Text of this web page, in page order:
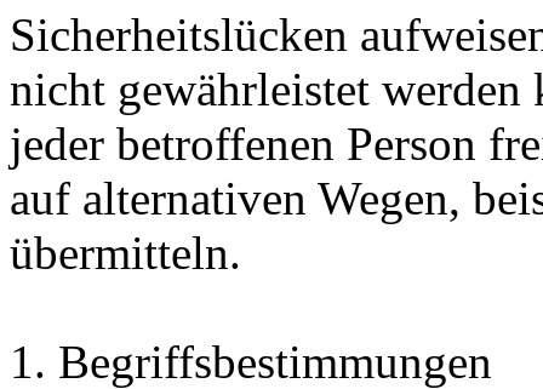
Sicherheitslücken
nicht gewährleistet werden
jeder betroffenen Person
auf alternativen Wegen,
übermitteln.
1. Begriffsbestimmungen